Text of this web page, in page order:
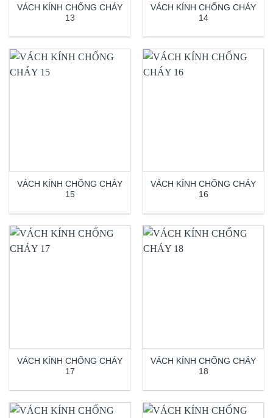
VÁCH KÍNH CHỐNG CHÁY
13
VÁCH KÍNH CHỐNG CHÁY
14
VÁCH KÍNH CHỐNG CHÁY
15
VÁCH KÍNH CHỐNG CHÁY
16
VÁCH KÍNH CHỐNG CHÁY
17
VÁCH KÍNH CHỐNG CHÁY
18